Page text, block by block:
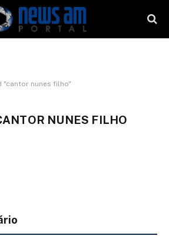
"cantor nunes filho"
NUNES FILHO